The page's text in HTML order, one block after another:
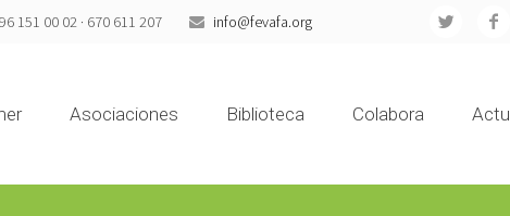
96 151 00 02 · 670 611 207 info@fevafa.org
Asociaciones Biblioteca Colabora